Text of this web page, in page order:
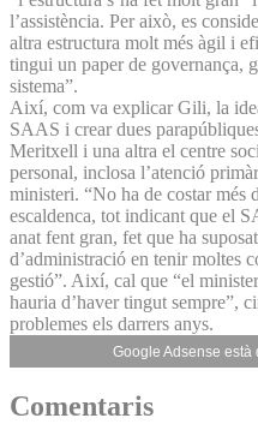
l’assistència. Per això, es
altra estructura molt més àgil i
tingui un paper de governança,
sistema”.
Així, com va explicar Gili, la
SAAS i crear dues
Meritxell i una altra el centre
personal, inclosa l’atenció
ministeri. “No ha de costar més
escaldenca, tot indicant que el
anat fent gran, fet que ha
d’administració en tenir moltes
gestió”. Així, cal que “el
hauria d’haver tingut sempre”,
problemes els darrers anys.
Google Adsense està
Comentaris